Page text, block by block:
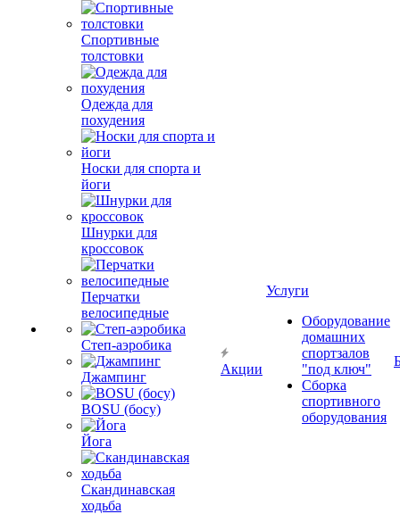
Спортивные
толстовки
Одежда для
похудения
Носки для спорта и
йоги
Шнурки для
кроссовок
Перчатки
велосипедные
Степ-аэробика
Джампинг
BOSU (босу)
Йога
Скандинавская
ходьба
Акции
Услуги
Оборудование
домашних
спортзалов
"под ключ"
Сборка
спортивного
оборудования